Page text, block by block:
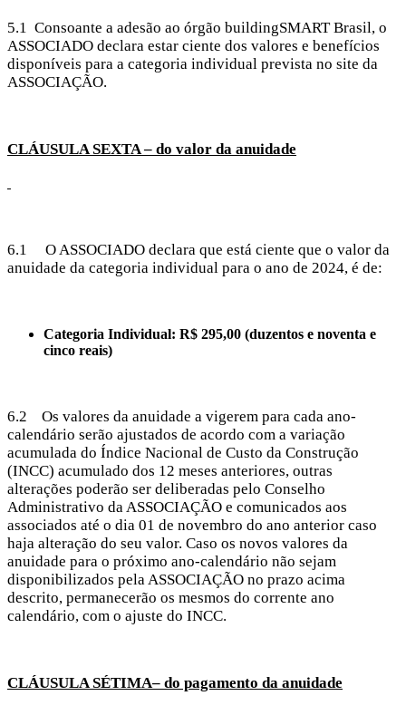
5.1 Consoante a adesão ao órgão buildingSMART Brasil, o
ASSOCIADO declara estar ciente dos valores e benefícios
disponíveis para a categoria individual prevista no site da
ASSOCIAÇÃO.
CLÁUSULA SEXTA – do valor da anuidade
6.1 O ASSOCIADO declara que está ciente que o valor da
anuidade da categoria individual para o ano de 2024, é de:
Categoria Individual: R$ 295,00 (duzentos e noventa e
cinco reais)
6.2 Os valores da anuidade a vigerem para cada ano-
calendário serão ajustados de acordo com a variação
acumulada do Índice Nacional de Custo da Construção
(INCC) acumulado dos 12 meses anteriores, outras
alterações poderão ser deliberadas pelo Conselho
Administrativo da ASSOCIAÇÃO e comunicados aos
associados até o dia 01 de novembro do ano anterior caso
haja alteração do seu valor. Caso os novos valores da
anuidade para o próximo ano-calendário não sejam
disponibilizados pela ASSOCIAÇÃO no prazo acima
descrito, permanecerão os mesmos do corrente ano
calendário, com o ajuste do INCC.
CLÁUSULA SÉTIMA– do pagamento da anuidade